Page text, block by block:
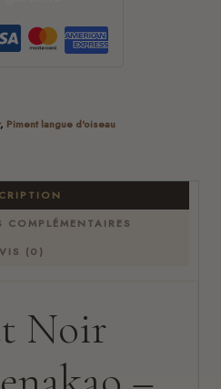
, Piment langue d'oiseau
(0)
Noir